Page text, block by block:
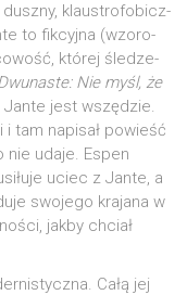
klau­stro­fo­bicz­
to fik­cyj­na (wzo­ro­
któ­rej śle­dze­
Nie myśl, że
jest wszę­dzie.
tam napi­sał powieść
uda­je. Espen
uciec z Jan­te, a
swo­je­go kra­ja­na w
jak­by chciał
Całą jej